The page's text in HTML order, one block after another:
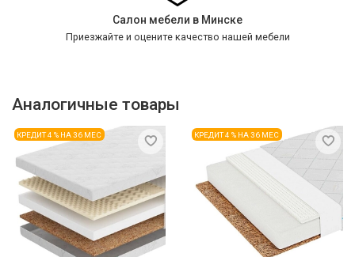
Салон мебели в Минске
Приезжайте и оцените качество нашей мебели
Аналогичные товары
КРЕДИТ 4 % НА 36 МЕС КРЕДИТ 4 % НА 36 МЕС